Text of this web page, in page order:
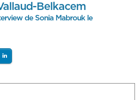
Belkacem
de Sonia Mabrouk le